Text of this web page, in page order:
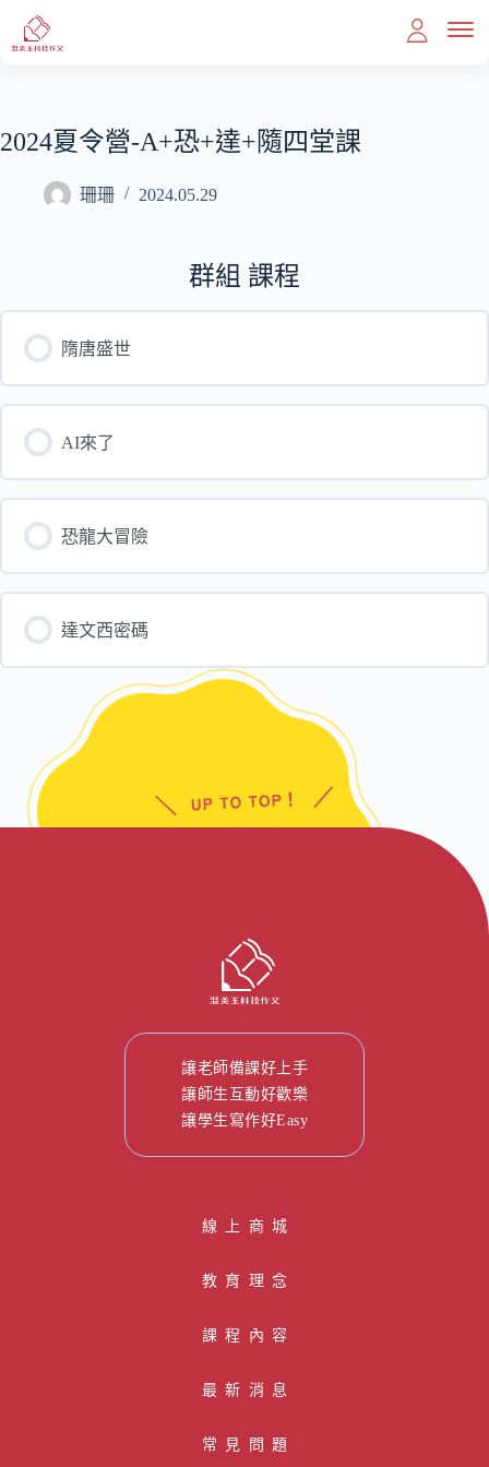
課程內容
滿分作文
盟校搜尋
線上商城
2024夏令營-A+恐+達+隨四堂課
珊珊 2024.05.29
群組 課程
隋唐盛世
AI來了
恐龍大冒險
達文西密碼
讓老師備課好上手
讓師生互動好歡樂
讓學生寫作好Easy
線 上 商 城
教育理念
課程內容
最新消息
常見問題